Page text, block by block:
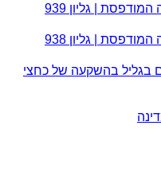
| גליון 939
| גליון 938
בגליל בהשקעה של כחצי